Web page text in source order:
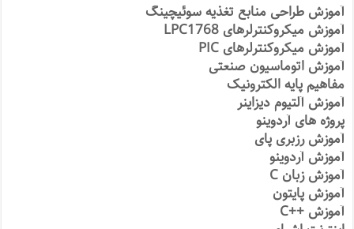
آموزش طراحی منابع تغذیه سوئیچینگ
آموزش میکروکنترلرهای LPC1768
آموزش میکروکنترلرهای PIC
آموزش اتوماسیون صنعتی
مفاهیم پایه الکترونیک
آموزش آلتیوم دیزاینر
پروژه های آردوینو
آموزش رزبری پای
آموزش آردوینو
آموزش زبان C
آموزش پایتون
آموزش ++C